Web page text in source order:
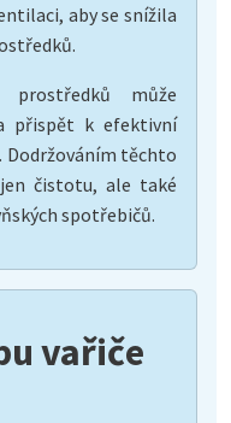
aby se snížila
prostředků může
přispět k efektivní
Dodržováním těchto
čistotu, ale také
spotřebičů.
vařiče